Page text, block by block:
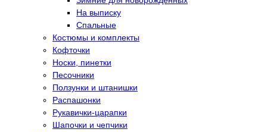
На выписку
Спальные
Костюмы и комплекты
Кофточки
Носки, пинетки
Песочники
Ползунки и штанишки
Распашонки
Рукавички-царапки
Шапочки и чепчики